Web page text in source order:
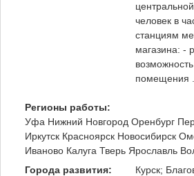
человек в
станциям
магазина: -
помещения .
Регионы работы:
Уфа Нижний Новгород Оренбург
Иркутск Красноярск Новосибирск
Иваново Калуга Тверь Ярославль
Города развития:
Курск;